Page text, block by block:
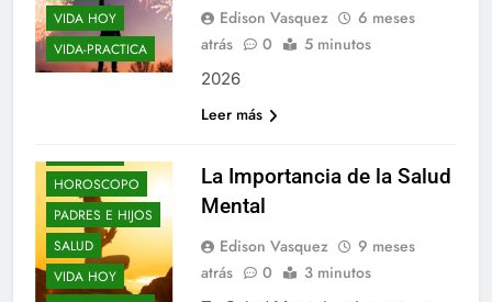
VIDA HOY
VIDA-PRACTICA
Edison Vasquez
6 meses
atrás
0 5 minutos
2026
Leer más
DE-TODO-COMO-
EN-BOTICA
DON-CORRECTO
HOROSCOPO
PADRES E HIJOS
SALUD
VIDA HOY
La Importancia de la Salud
Mental
Edison Vasquez
9 meses
atrás
0 3 minutos